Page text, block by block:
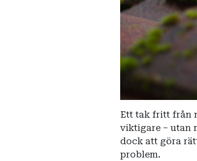
Ett tak fritt från
viktigare – utan
dock att göra
problem.